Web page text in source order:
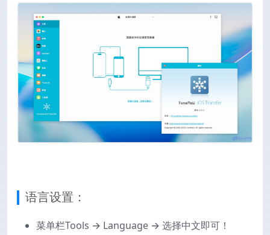
语言设置：
菜单栏Tools → Language → 选择中文即可！